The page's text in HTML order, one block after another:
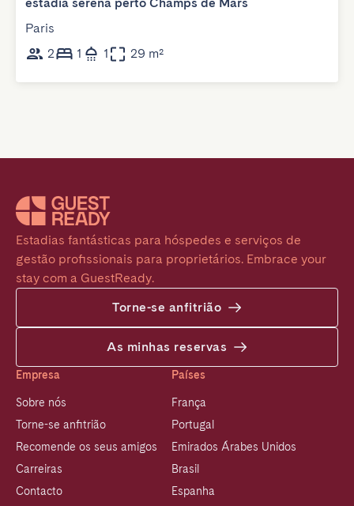
Paris
2
1 1 29 m²
Estadias fantásticas para hóspedes e serviços de
gestão profissionais para proprietários. Embrace your
stay com a GuestReady.
Torne-se anfitrião
As minhas reservas
Empresa
Sobre nós
Torne-se anfitrião
Recomende os seus amigos
Carreiras
Contacto
Países
França
Portugal
Emirados Árabes Unidos
Brasil
Espanha